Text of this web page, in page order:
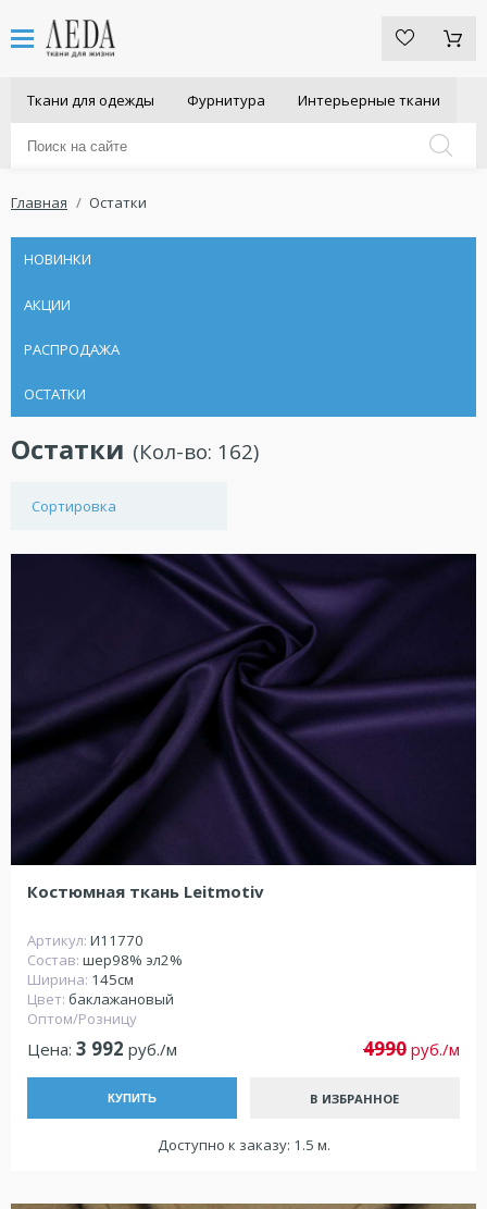
Ткани для одежды Фурнитура Интерьерные ткани
Главная Остатки
НОВИНКИ
АКЦИИ
РАСПРОДАЖА
ОСТАТКИ
Остатки (Кол-во: 162)
Сортировка
Костюмная ткань Leitmotiv
Артикул: И11770
Состав: шер98% эл2%
Ширина: 145см
Цвет: баклажановый
Оптом/Розницу
Цена: 3 992 руб./м 4990 руб./м
КУПИТЬ В ИЗБРАННОЕ
Доступно к заказу: 1.5 м.